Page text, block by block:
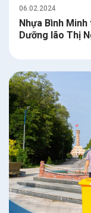
06.02.2024
Nhựa Bình
Dưỡng lão Thị